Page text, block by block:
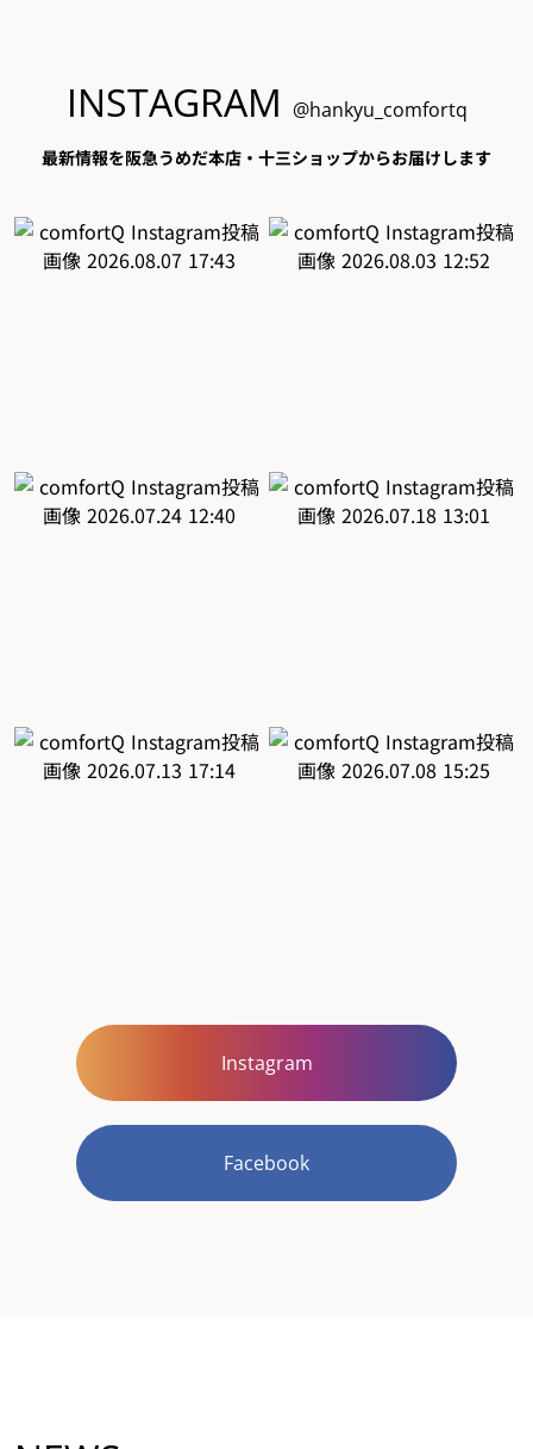
INSTAGRAM @hankyu_comfortq
最新情報を阪急うめだ本店・十三ショップからお届けします
Instagram
Facebook